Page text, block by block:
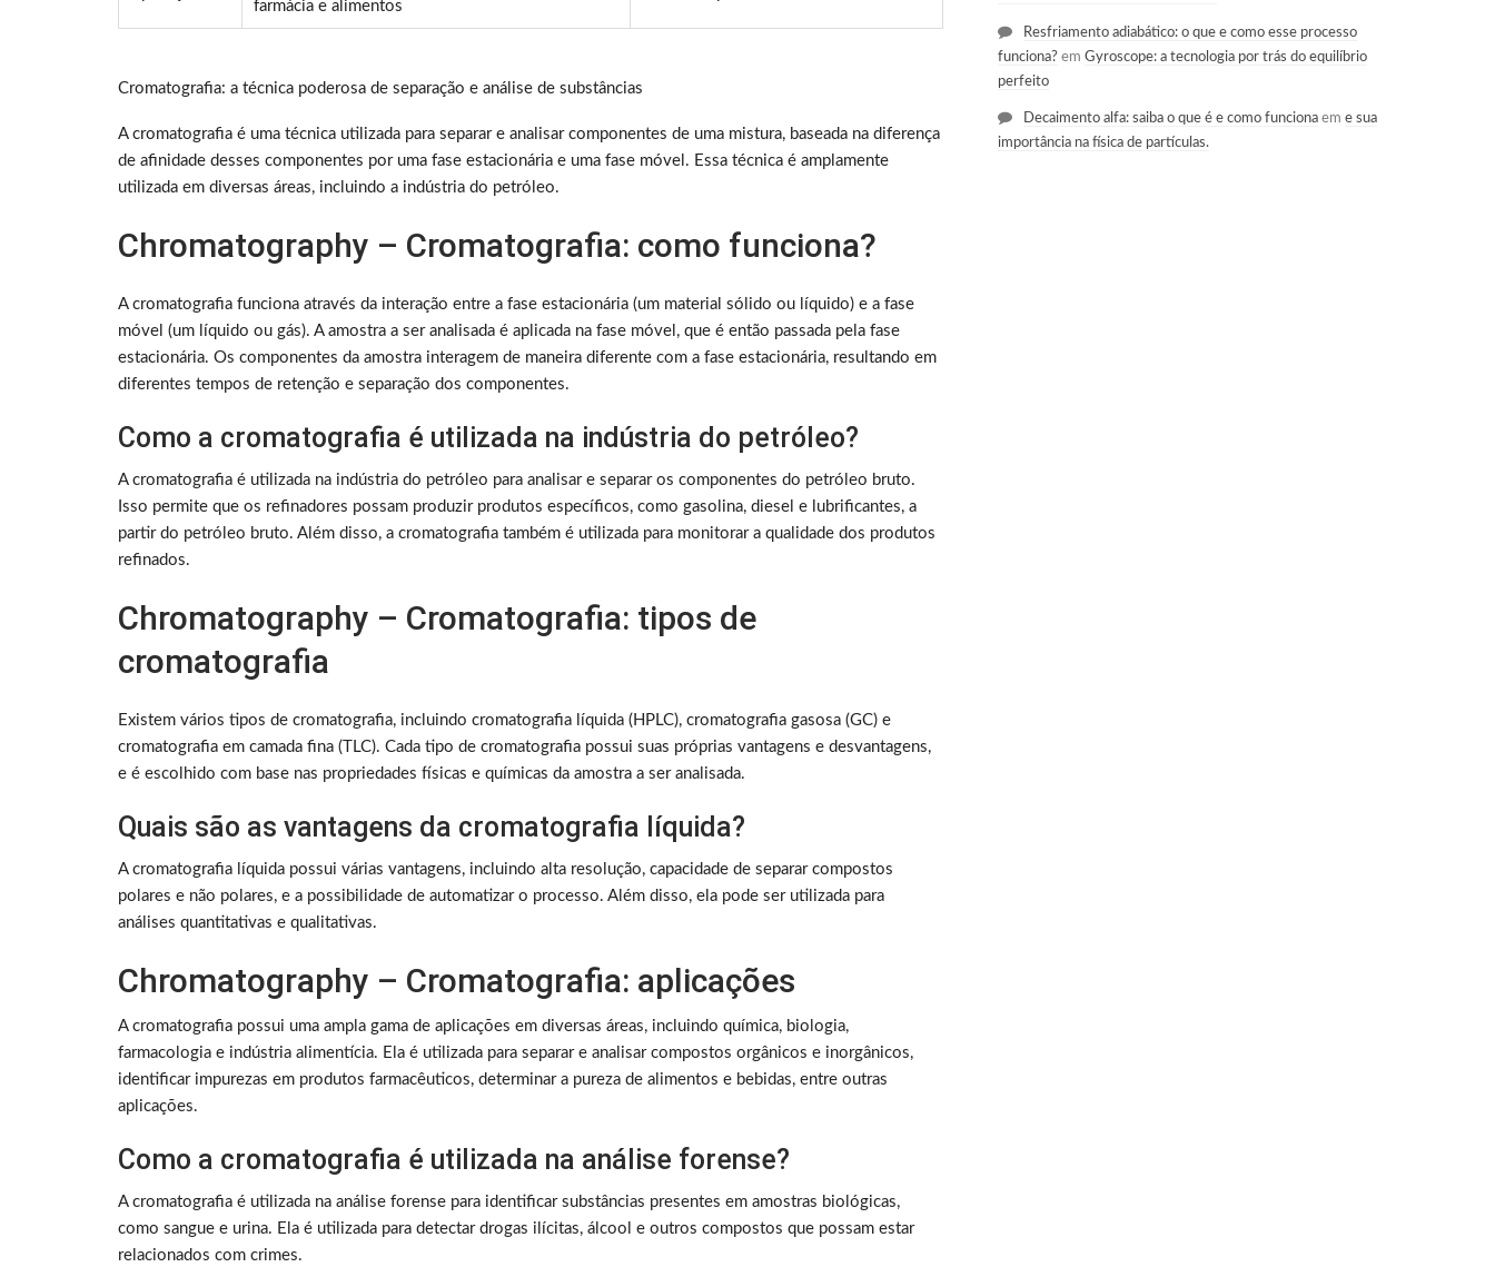
farmácia e alimentos
Cromatografia: a técnica poderosa de separação e análise de substâncias
A cromatografia é uma técnica utilizada para separar e analisar componentes de uma mistura, baseada na diferença
de afinidade desses componentes por uma fase estacionária e uma fase móvel. Essa técnica é amplamente
utilizada em diversas áreas, incluindo a indústria do petróleo.
Chromatography – Cromatografia: como funciona?
A cromatografia funciona através da interação entre a fase estacionária (um material sólido ou líquido) e a fase
móvel (um líquido ou gás). A amostra a ser analisada é aplicada na fase móvel, que é então passada pela fase
estacionária. Os componentes da amostra interagem de maneira diferente com a fase estacionária, resultando em
diferentes tempos de retenção e separação dos componentes.
Como a cromatografia é utilizada na indústria do petróleo?
A cromatografia é utilizada na indústria do petróleo para analisar e separar os componentes do petróleo bruto.
Isso permite que os refinadores possam produzir produtos específicos, como gasolina, diesel e lubrificantes, a
partir do petróleo bruto. Além disso, a cromatografia também é utilizada para monitorar a qualidade dos produtos
refinados.
Chromatography – Cromatografia: tipos de
cromatografia
Existem vários tipos de cromatografia, incluindo cromatografia líquida (HPLC), cromatografia gasosa (GC) e
cromatografia em camada fina (TLC). Cada tipo de cromatografia possui suas próprias vantagens e desvantagens,
e é escolhido com base nas propriedades físicas e químicas da amostra a ser analisada.
Quais são as vantagens da cromatografia líquida?
A cromatografia líquida possui várias vantagens, incluindo alta resolução, capacidade de separar compostos
polares e não polares, e a possibilidade de automatizar o processo. Além disso, ela pode ser utilizada para
análises quantitativas e qualitativas.
Chromatography – Cromatografia: aplicações
A cromatografia possui uma ampla gama de aplicações em diversas áreas, incluindo química, biologia,
farmacologia e indústria alimentícia. Ela é utilizada para separar e analisar compostos orgânicos e inorgânicos,
identificar impurezas em produtos farmacêuticos, determinar a pureza de alimentos e bebidas, entre outras
aplicações.
Como a cromatografia é utilizada na análise forense?
A cromatografia é utilizada na análise forense para identificar substâncias presentes em amostras biológicas,
como sangue e urina. Ela é utilizada para detectar drogas ilícitas, álcool e outros compostos que possam estar
relacionados com crimes.
Resfriamento adiabático: o que e como esse processo
funciona?em Gyroscope: a tecnologia por trás do equilíbrio
perfeito
Decaimento alfa: saiba o que é e como funcionaem e sua
importância na física de partículas.